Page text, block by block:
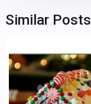
Similar Posts